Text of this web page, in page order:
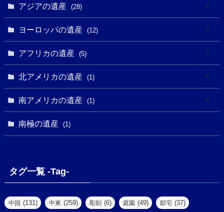
(3)
(7)
(5)
(2)
(5)
(16)
(62)
(5)
(2)
(2)
(7)
(2)
(47)
(19)
(8)
アジアの遺産 (28)
(1)
(1)
(18)
(2)
ヨーロッパの遺産 (12)
(2)
(1)
(1)
(2)
(2)
アフリカの遺産 (5)
(3)
北アメリカの遺産 (1)
(1)
(1)
南アメリカの遺産 (1)
南極の遺産 (1)
タグ一覧 -Tag-
中国 (131) 中東 (259) 彫刻 (6) 庭園 (49) 邸宅 (37)